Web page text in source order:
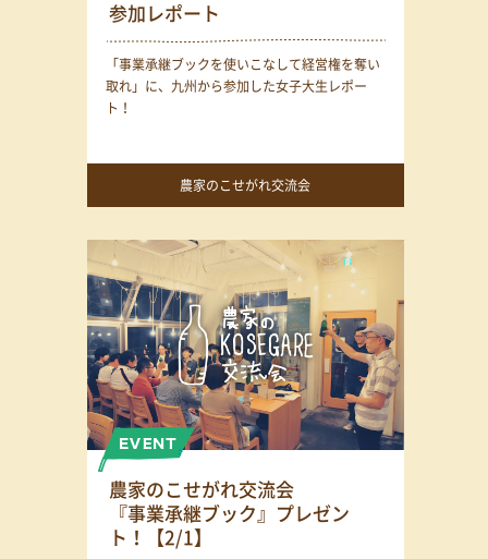
参加レポート
「事業承継ブックを使いこなして経営権を奪い
取れ」に、九州から参加した女子大生レポー
ト！
農家のこせがれ交流会
農家のこせがれ交流会
『事業承継ブック』プレゼン
ト！【2/1】